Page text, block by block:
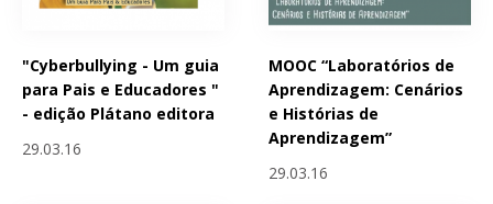
"Cyberbullying - Um guia
para Pais e Educadores "
- edição Plátano editora
29.03.16
MOOC “Laboratórios de
Aprendizagem: Cenários
e Histórias de
Aprendizagem”
29.03.16